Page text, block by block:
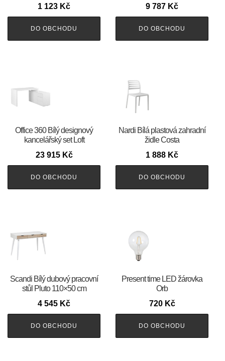
1 123 Kč
DO OBCHODU
9 787 Kč
DO OBCHODU
Office 360 Bílý designový
kancelářský set Loft
23 915 Kč
DO OBCHODU
Nardi Bílá plastová zahradní
židle Costa
1 888 Kč
DO OBCHODU
Scandi Bílý dubový pracovní
stůl Pluto 110×50 cm
4 545 Kč
DO OBCHODU
Present time LED žárovka
Orb
720 Kč
DO OBCHODU